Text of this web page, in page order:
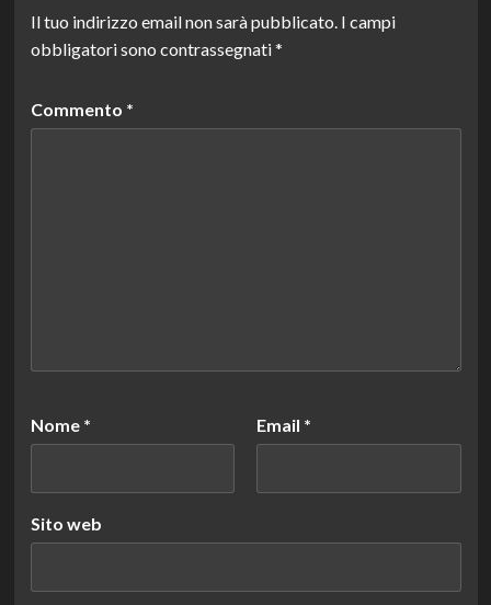
Il tuo indirizzo email non sarà pubblicato. I campi
obbligatori sono contrassegnati*
Commento *
Nome * Email *
Sito web